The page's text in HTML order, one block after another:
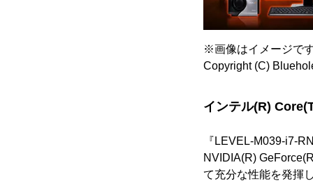
※画像はイメージで
Copyright (C)
インテル(R)
『LEVEL-M039-i7-
NVIDIA(R)
て充分な性能を発揮